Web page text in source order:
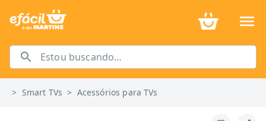
> Smart TVs > Acessórios para TVs